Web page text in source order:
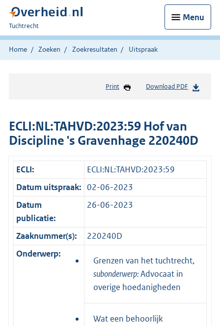
Menu
U
bent
hier:
Tuchtrecht
Home Zoeken Zoekresultaten Uitspraak
Print Download PDF
ECLI:NL:TAHVD:2023:59 Hof van
Discipline 's Gravenhage 220240D
ECLI:
ECLI:NL:TAHVD:2023:59
Datum uitspraak: 02-06-2023
Datum
publicatie:
26-06-2023
Zaaknummer(s):
220240D
Onderwerp:
Grenzen van het tuchtrecht,
subonderwerp:Advocaat in
overige hoedanigheden
Wat een behoorlijk